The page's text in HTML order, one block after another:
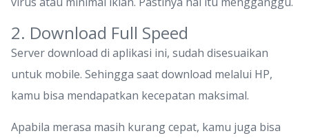
2. Download Full Speed
Server download di aplikasi ini, sudah disesuaikan
untuk mobile. Sehingga saat download melalui HP,
kamu bisa mendapatkan kecepatan maksimal.
Apabila merasa masih kurang cepat, kamu juga bisa